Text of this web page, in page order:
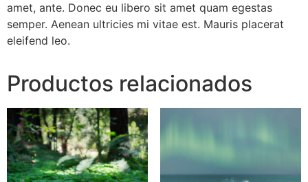
amet, ante. Donec eu libero sit amet quam egestas
semper. Aenean ultricies mi vitae est. Mauris placerat
eleifend leo.
Productos relacionados